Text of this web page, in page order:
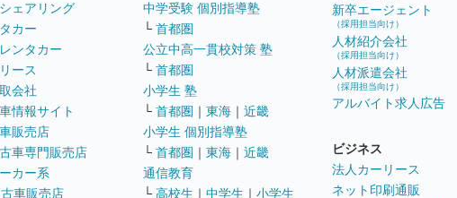
ェアリング
カー
ンタカー
ース
会社
情報サイト
販売店
車専門販売店
カー系
車販売店
中学受験 個別指導塾
└ 首都圏
公立中高一貫校対策 塾
└ 首都圏
小学生 塾
└ 首都圏 ｜ 東海 ｜ 近畿
小学生 個別指導塾
└ 首都圏 ｜ 東海 ｜ 近畿
通信教育
└ 高校生 ｜ 中学生 ｜ 小学生
新卒エージェント
（採用担当向け）
人材紹介会社
（採用担当向け）
人材派遣会社
（採用担当向け）
アルバイト求人広告
ビジネス
法人カーリース
ネット印刷通販